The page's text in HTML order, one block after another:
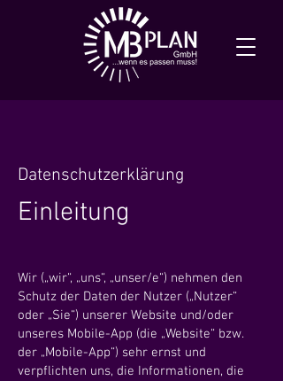
Datenschutzerklärung
Einleitung
Wir („wir“, „uns“, „unser/e“) nehmen den
Schutz der Daten der Nutzer („Nutzer“
oder „Sie“) unserer Website und/oder
unseres Mobile-App (die „Website“ bzw.
der „Mobile-App“) sehr ernst und
verpflichten uns, die Informationen, die